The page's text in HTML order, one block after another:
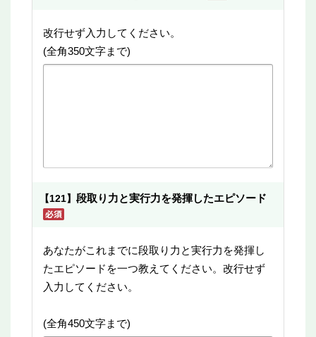
改行せず入力してください。
(全角350文字まで)
【121】 段取り力と実行力を発揮したエピソード
あなたがこれまでに段取り力と実行力を発揮し
たエピソードを一つ教えてください。改行せず
入力してください。
(全角450文字まで)